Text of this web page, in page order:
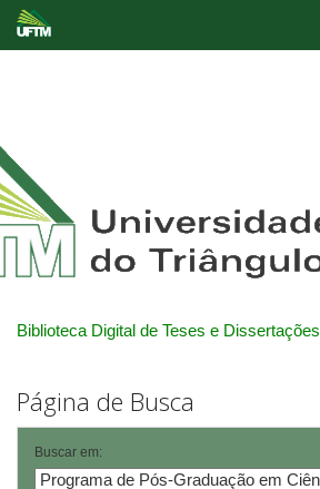
Biblioteca Digital de Teses e Dissertações
Página de Busca
Buscar em: